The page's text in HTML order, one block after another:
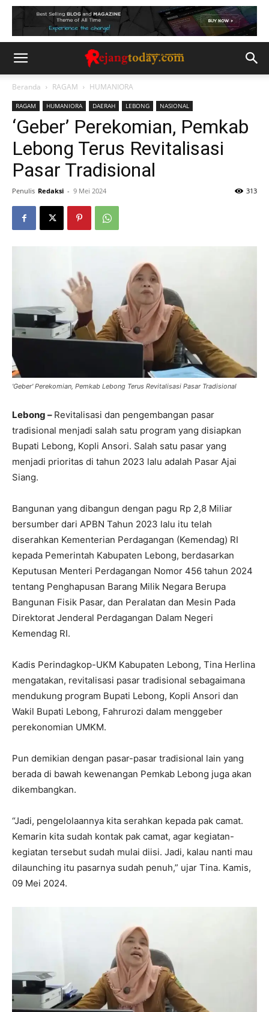
Beranda RAGAM HUMANIORA
RAGAM HUMANIORA DAERAH LEBONG NASIONAL
‘Geber’ Perekomian, Pemkab
Lebong Terus Revitalisasi
Pasar Tradisional
Penulis Redaksi - 9 Mei 2024 313
'Geber' Perekomian, Pemkab Lebong Terus Revitalisasi Pasar Tradisional
Lebong – Revitalisasi dan pengembangan pasar
tradisional menjadi salah satu program yang disiapkan
Bupati Lebong, Kopli Ansori. Salah satu pasar yang
menjadi prioritas di tahun 2023 lalu adalah Pasar Ajai
Siang.
Bangunan yang dibangun dengan pagu Rp 2,8 Miliar
bersumber dari APBN Tahun 2023 lalu itu telah
diserahkan Kementerian Perdagangan (Kemendag) RI
kepada Pemerintah Kabupaten Lebong, berdasarkan
Keputusan Menteri Perdagangan Nomor 456 tahun 2024
tentang Penghapusan Barang Milik Negara Berupa
Bangunan Fisik Pasar, dan Peralatan dan Mesin Pada
Direktorat Jenderal Perdagangan Dalam Negeri
Kemendag RI.
Kadis Perindagkop-UKM Kabupaten Lebong, Tina Herlina
mengatakan, revitalisasi pasar tradisional sebagaimana
mendukung program Bupati Lebong, Kopli Ansori dan
Wakil Bupati Lebong, Fahrurozi dalam menggeber
perekonomian UMKM.
Pun demikian dengan pasar-pasar tradisional lain yang
berada di bawah kewenangan Pemkab Lebong juga akan
dikembangkan.
“Jadi, pengelolaannya kita serahkan kepada pak camat.
Kemarin kita sudah kontak pak camat, agar kegiatan-
kegiatan tersebut sudah mulai diisi. Jadi, kalau nanti mau
dilaunching itu pasarnya sudah penuh,” ujar Tina. Kamis,
09 Mei 2024.